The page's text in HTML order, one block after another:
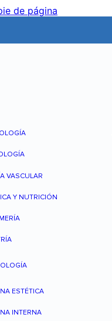
de página
VASCULAR
Y NUTRICIÓN
ESTÉTICA
INTERNA